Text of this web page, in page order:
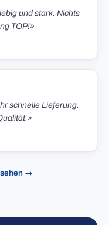
und stark. Nichts
TOP!»
schnelle Lieferung.
→